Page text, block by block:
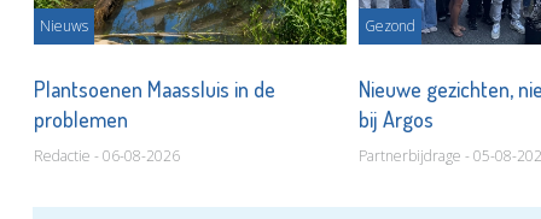
Nieuws
Plantsoenen Maassluis in de
problemen
Redactie - 06-08-2026
Gezond
Nieuwe gezichten,
bij Argos
Partnerbijdrage - 05-08-